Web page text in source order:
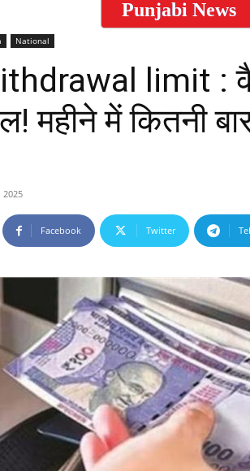
Punjabi News
National
limit :
महीने में कितनी
2025
Facebook Twitter